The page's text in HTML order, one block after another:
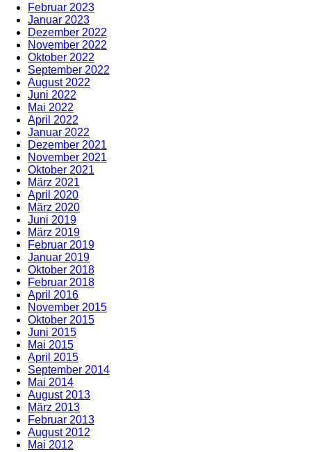
Februar 2023
Januar 2023
Dezember 2022
November 2022
Oktober 2022
September 2022
August 2022
Juni 2022
Mai 2022
April 2022
Januar 2022
Dezember 2021
November 2021
Oktober 2021
März 2021
April 2020
März 2020
Juni 2019
März 2019
Februar 2019
Januar 2019
Oktober 2018
Februar 2018
April 2016
November 2015
Oktober 2015
Juni 2015
Mai 2015
April 2015
September 2014
Mai 2014
August 2013
März 2013
Februar 2013
August 2012
Mai 2012